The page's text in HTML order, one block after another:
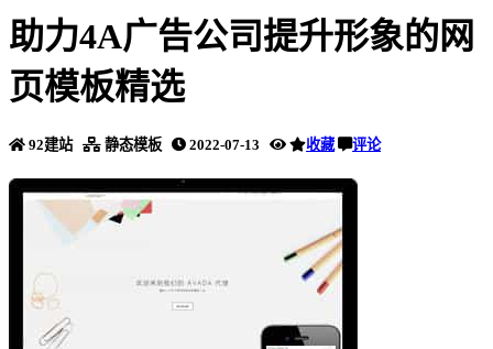
助力4A广告公司提升形象的网
页模板精选
92建站 静态模板 2022-07-13 收藏 评论